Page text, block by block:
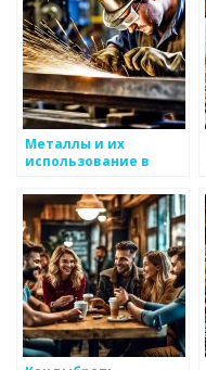
Металлы и их
использование в